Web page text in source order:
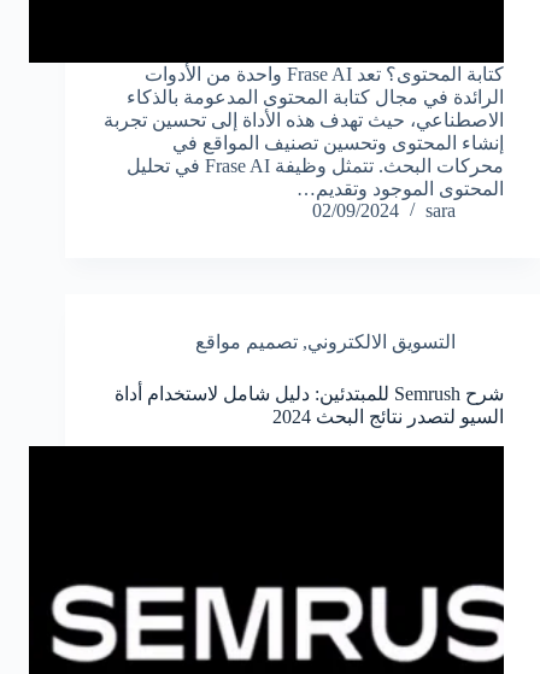
كتابة المحتوى؟ تعد Frase AI واحدة من الأدوات
الرائدة في مجال كتابة المحتوى المدعومة بالذكاء
الاصطناعي، حيث تهدف هذه الأداة إلى تحسين تجربة
إنشاء المحتوى وتحسين تصنيف المواقع في
محركات البحث. تتمثل وظيفة Frase AI في تحليل
المحتوى الموجود وتقديم…
sara
02/09/2024
التسويق الالكتروني, تصميم مواقع
شرح Semrush للمبتدئين: دليل شامل لاستخدام أداة
السيو لتصدر نتائج البحث 2024